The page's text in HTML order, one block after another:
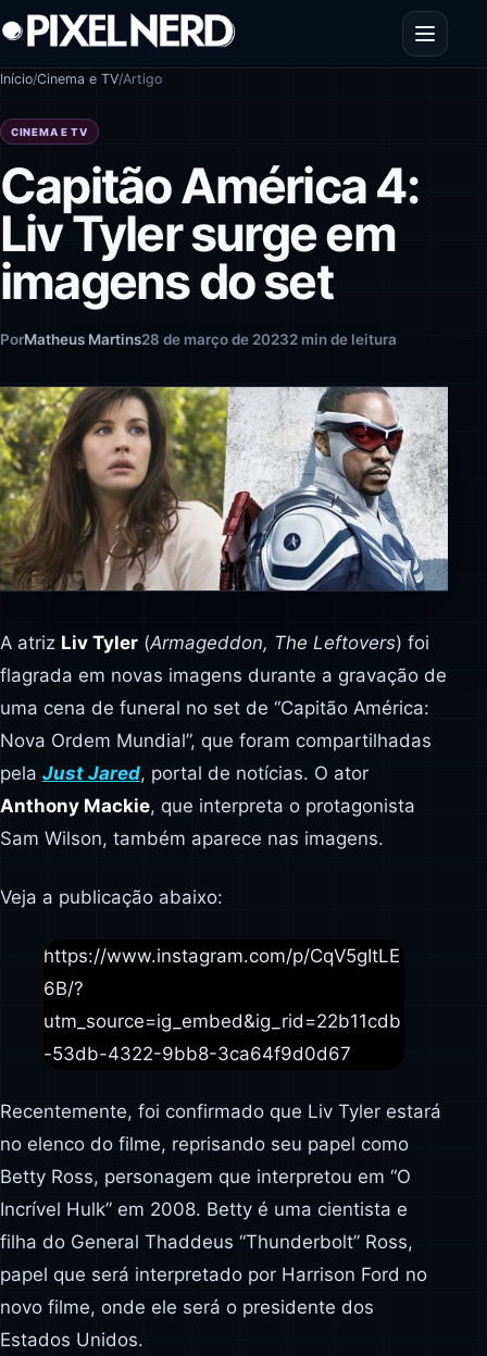
Pular para o conteúdo
Abrir
Início/Cinema e TV/Artigo
CINEMA E TV
Capitão América 4:
Liv Tyler surge em
imagens do set
PorMatheus Martins28 de março de 20232 min de leitura
A atriz Liv Tyler (Armageddon, The Leftovers) foi
flagrada em novas imagens durante a gravação de
uma cena de funeral no set de “Capitão América:
Nova Ordem Mundial”, que foram compartilhadas
pela Just Jared, portal de notícias. O ator
Anthony Mackie, que interpreta o protagonista
Sam Wilson, também aparece nas imagens.
Veja a publicação abaixo:
https://www.instagram.com/p/CqV5gItLE
6B/?
utm_source=ig_embed&ig_rid=22b11cdb
-53db-4322-9bb8-3ca64f9d0d67
Recentemente, foi confirmado que Liv Tyler estará
no elenco do filme, reprisando seu papel como
Betty Ross, personagem que interpretou em “O
Incrível Hulk” em 2008. Betty é uma cientista e
filha do General Thaddeus “Thunderbolt” Ross,
papel que será interpretado por Harrison Ford no
novo filme, onde ele será o presidente dos
Estados Unidos.